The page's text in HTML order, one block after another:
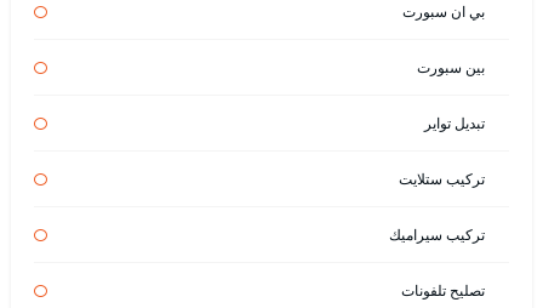
بي ان سبورت
بين سبورت
تبديل تواير
تركيب ستلايت
تركيب سيراميك
تصليح تلفونات